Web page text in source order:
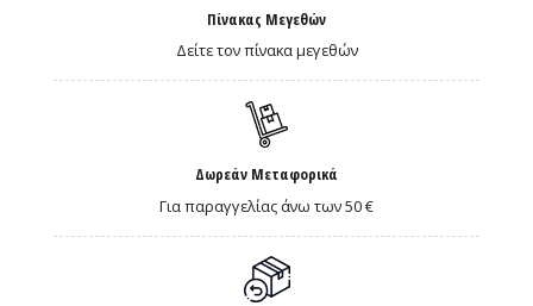
Πίνακας Μεγεθών
Δείτε τον πίνακα μεγεθών
Δωρεάν Μεταφορικά
Για παραγγελίας άνω των 50 €